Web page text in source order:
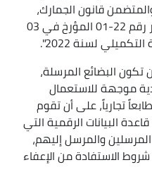
21 جويلية 1979، والمتضمن قانون الجمارك،
وأحكام المواد 21 إلى 25 من الأمر رقم 22-01 المؤرخ في 03
البضائع المرسلة،
موجهة للاستعمال
تجارياً، على أن تقوم
البيانات الرقمية التي
والمرسل إليهم،
الاستفادة من الإعفاء